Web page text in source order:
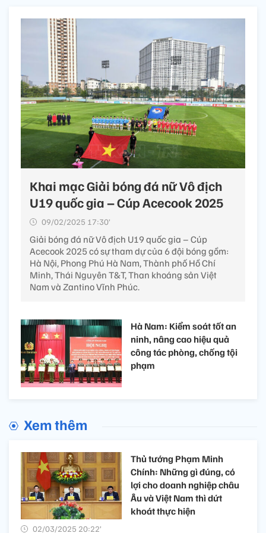
Khai mạc Giải bóng đá nữ Vô địch
U19 quốc gia – Cúp Acecook 2025
09/02/2025 17:30’
Giải bóng đá nữ Vô địch U19 quốc gia – Cúp
Acecook 2025 có sự tham dự của 6 đội bóng gồm:
Hà Nội, Phong Phú Hà Nam, Thành phố Hồ Chí
Minh, Thái Nguyên T&T, Than khoáng sản Việt
Nam và Zantino Vĩnh Phúc.
Hà Nam: Kiểm soát tốt an
ninh, nâng cao hiệu quả
công tác phòng, chống tội
phạm
Xem thêm
Thủ tướng Phạm Minh
Chính: Những gì đúng, có
lợi cho doanh nghiệp châu
Âu và Việt Nam thì dứt
khoát thực hiện
02/03/2025 20:22’